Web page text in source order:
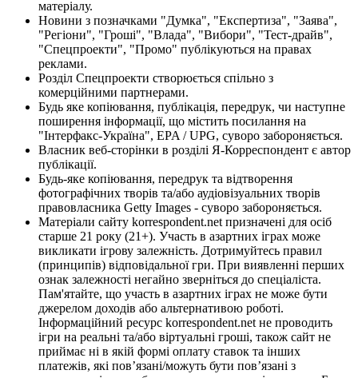
матеріалу.
Новини з позначками "Думка", "Експертиза", "Заява",
"Регіони", "Гроші", "Влада", "Вибори", "Тест-драйв",
"Спецпроекти", "Промо" публікуються на правах
реклами.
Розділ Спецпроекти створюється спільно з
комерційними партнерами.
Будь яке копіювання, публікація, передрук, чи наступне
поширення інформації, що містить посилання на
"Інтерфакс-Україна", EPA / UPG, суворо забороняється.
Власник веб-сторінки в розділі Я-Корреспондент є автор
публікації.
Будь-яке копіювання, передрук та відтворення
фотографічних творів та/або аудіовізуальних творів
правовласника Getty Images - суворо забороняється.
Матеріали сайту korrespondent.net призначені для осіб
старше 21 року (21+). Участь в азартних іграх може
викликати ігрову залежність. Дотримуйтесь правил
(принципів) відповідальної гри. При виявленні перших
ознак залежності негайно зверніться до спеціаліста.
Пам'ятайте, що участь в азартних іграх не може бути
джерелом доходів або альтернативою роботі.
Інформаційний ресурс korrespondent.net не проводить
ігри на реальні та/або віртуальні гроші, також сайт не
приймає ні в якій формі оплату ставок та інших
платежів, які пов’язані/можуть бути пов’язані з